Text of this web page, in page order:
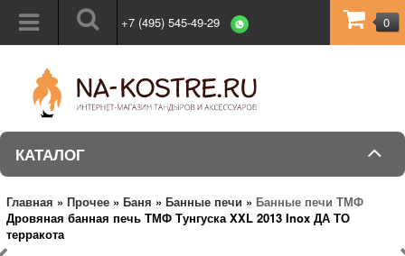
+7 (495) 545-49-29 0
КАТАЛОГ
Главная » Прочее » Баня » Банные печи » Банные печи ТМФ
Дровяная банная печь ТМФ Тунгуска XXL 2013 Inox ДА ТО
терракота